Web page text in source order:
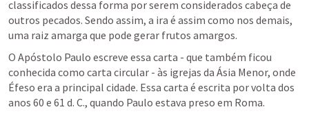
classificados dessa forma por serem considerados cabeça de
outros pecados. Sendo assim, a ira é assim como nos demais,
uma raiz amarga que pode gerar frutos amargos.
O Apóstolo Paulo escreve essa carta - que também ficou
conhecida como carta circular - às igrejas da Ásia Menor, onde
Éfeso era a principal cidade. Essa carta é escrita por volta dos
anos 60 e 61 d. C., quando Paulo estava preso em Roma.